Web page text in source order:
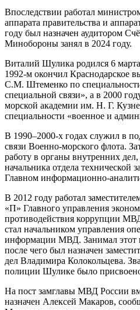
Впоследствии работал
аппарата правительства и
году был назначен аудитором
Минобороны занял в 2024 году.
Виталий Шулика родился 6
1992-м окончил Краснодарское
С.М. Штеменко по
специальной связи», а в 2000
морской академии им. Н. Г.
специальности «военное и
В 1990–2000-х годах служил в
связи Военно-морского флота.
работу в органы внутренних
начальника отдела
Главном информационно-
В 2012 году работал
«П» Главного управления
противодействия коррупции
стал начальником управления
информации МВД. Занимал этот
после чего был назначен
дел Владимира Колокольцева.
полиции Шулике было
На пост замглавы МВД России
назначен Алексей Макаров,